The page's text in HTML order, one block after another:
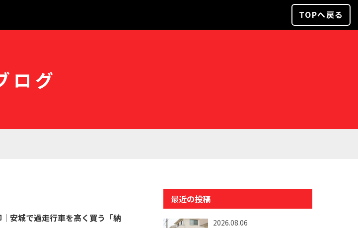
TOPへ戻る
ログ
安城で過走行車を高く買う「納
最近の投稿
2026.08.06